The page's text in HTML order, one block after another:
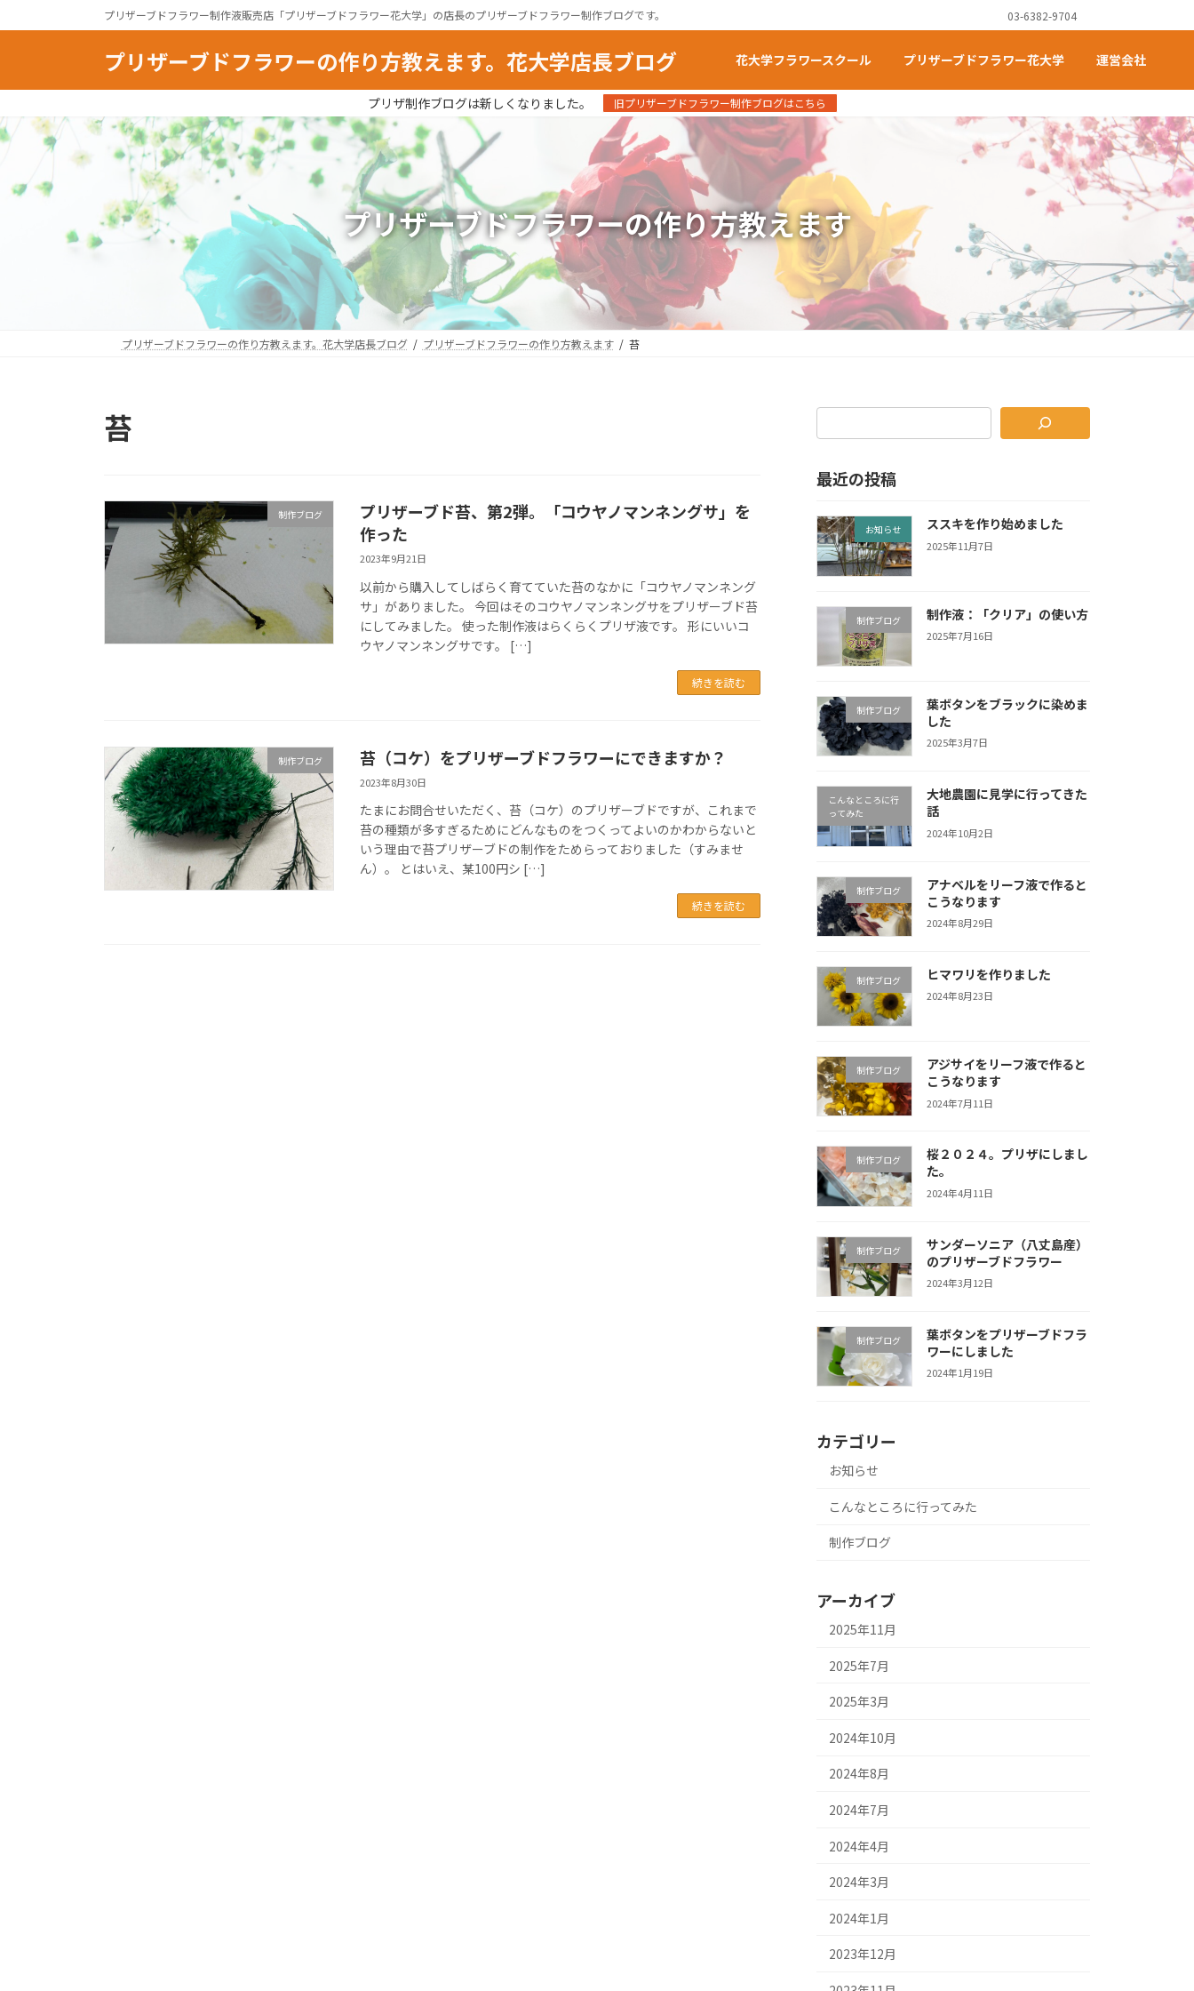
ン
ツ
へ
ス
ッ
プ
ビ
シ
ョ
ン
移
動
プリザーブドフラワー制作液販売店「プリザーブドフラワー花大学」の店長のプリザーブドフラワー制作ブログです。 03-6382-9704
プリザーブドフラワーの作り方教えます。花大学店長ブログ 花大学フラワースクール プリザーブドフラワー花大学 運営会社
プリザ制作ブログは新しくなりました。 旧プリザーブドフラワー制作ブログはこちら
プリザーブドフラワーの作り方教えます
プリザーブドフラワーの作り方教えます。花大学店長ブログ プリザーブドフラワーの作り方教えます 苔
苔
制作ブログ
プリザーブド苔、第2弾。「コウヤノマンネングサ」を
作った
2023年9月21日
以前から購入してしばらく育てていた苔のなかに「コウヤノマンネング
サ」がありました。 今回はそのコウヤノマンネングサをプリザーブド苔
にしてみました。 使った制作液はらくらくプリザ液です。 形にいいコ
ウヤノマンネングサです。 […]
続きを読む
制作ブログ 苔（コケ）をプリザーブドフラワーにできますか？
2023年8月30日
たまにお問合せいただく、苔（コケ）のプリザーブドですが、これまで
苔の種類が多すぎるためにどんなものをつくってよいのかわからないと
いう理由で苔プリザーブドの制作をためらっておりました（すみませ
ん）。 とはいえ、某100円シ […]
続きを読む
最近の投稿
お知らせ ススキを作り始めました
2025年11月7日
制作ブログ 制作液：「クリア」の使い方
2025年7月16日
制作ブログ
葉ボタンをブラックに染めま
した
2025年3月7日
こんなところに行
ってみた
大地農園に見学に行ってきた
話
2024年10月2日
制作ブログ
アナベルをリーフ液で作ると
こうなります
2024年8月29日
制作ブログ ヒマワリを作りました
2024年8月23日
制作ブログ
アジサイをリーフ液で作ると
こうなります
2024年7月11日
制作ブログ
桜２０２４。プリザにしまし
た。
2024年4月11日
制作ブログ
サンダーソニア（八丈島産）
のプリザーブドフラワー
2024年3月12日
制作ブログ
葉ボタンをプリザーブドフラ
ワーにしました
2024年1月19日
カテゴリー
お知らせ
こんなところに行ってみた
制作ブログ
アーカイブ
2025年11月
2025年7月
2025年3月
2024年10月
2024年8月
2024年7月
2024年4月
2024年3月
2024年1月
2023年12月